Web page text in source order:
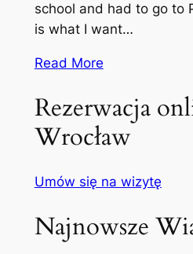
school and had to go to
is what I want…
Read More
Rezerwacja
Wrocław
Umów się na wizytę
Najnowsze